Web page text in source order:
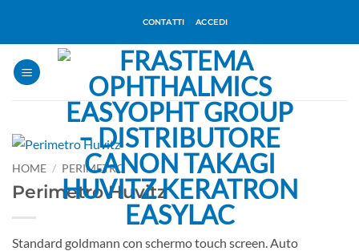
contenuti
CONTATTI ACCEDI
HOME / PERIMETRO
Perimetro Huvitz
Standard goldmann con schermo touch screen. Auto